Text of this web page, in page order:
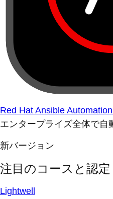
Red Hat Ansible
エンタープライズ全体で自
新バージョン
注目のコースと認定
Lightwell